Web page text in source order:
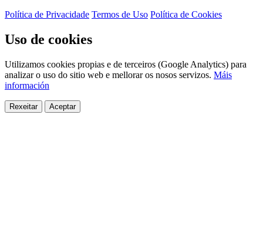
Política de Privacidade Termos de Uso Política de Cookies
Uso de cookies
Utilizamos cookies propias e de terceiros (Google Analytics) para
analizar o uso do sitio web e mellorar os nosos servizos. Máis
información
Rexeitar Aceptar